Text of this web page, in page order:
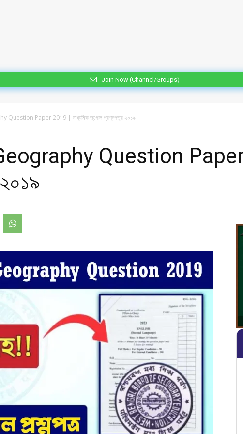
Join Now (Channel/Groups)
Question Paper 2019 | মাধ্যমিক ভূগোল প্রশ্নপত্র ২০১৯
Question Paper